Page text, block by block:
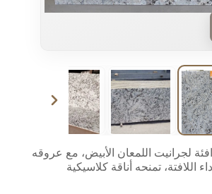
لجرانيت اللمعان الأبيض، مع عروقه
اللافتة، تمنحه أناقة كلاسيكية